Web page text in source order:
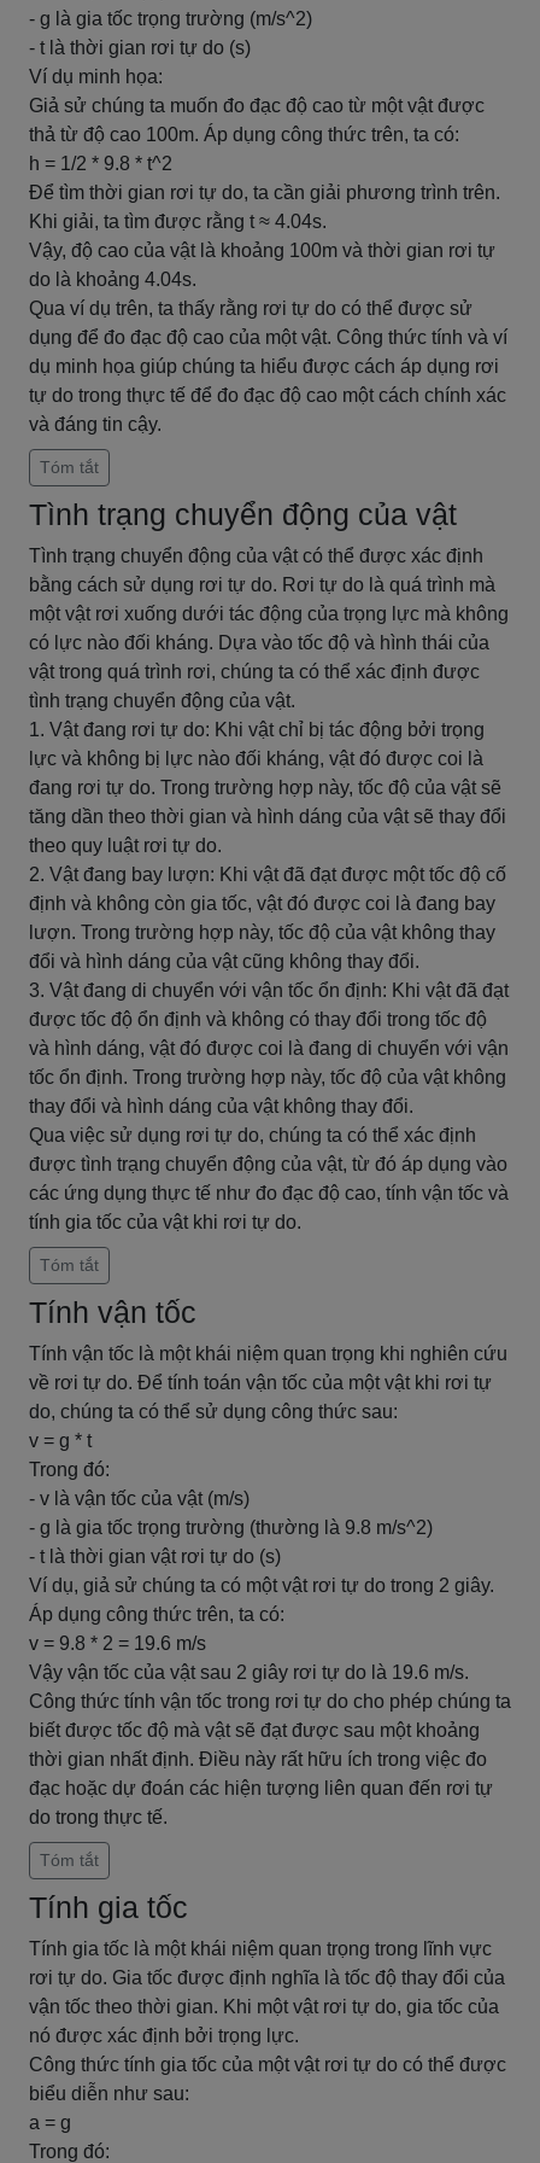
- g là gia tốc trọng trường (m/s^2)
- t là thời gian rơi tự do (s)
Ví dụ minh họa:
Giả sử chúng ta muốn đo đạc độ cao từ một vật được
thả từ độ cao 100m. Áp dụng công thức trên, ta có:
h = 1/2 * 9.8 * t^2
Để tìm thời gian rơi tự do, ta cần giải phương trình trên.
Khi giải, ta tìm được rằng t ≈ 4.04s.
Vậy, độ cao của vật là khoảng 100m và thời gian rơi tự
do là khoảng 4.04s.
Qua ví dụ trên, ta thấy rằng rơi tự do có thể được sử
dụng để đo đạc độ cao của một vật. Công thức tính và ví
dụ minh họa giúp chúng ta hiểu được cách áp dụng rơi
tự do trong thực tế để đo đạc độ cao một cách chính xác
và đáng tin cậy.
Tóm tắt
Tình trạng chuyển động của vật
Tình trạng chuyển động của vật có thể được xác định
bằng cách sử dụng rơi tự do. Rơi tự do là quá trình mà
một vật rơi xuống dưới tác động của trọng lực mà không
có lực nào đối kháng. Dựa vào tốc độ và hình thái của
vật trong quá trình rơi, chúng ta có thể xác định được
tình trạng chuyển động của vật.
1. Vật đang rơi tự do: Khi vật chỉ bị tác động bởi trọng
lực và không bị lực nào đối kháng, vật đó được coi là
đang rơi tự do. Trong trường hợp này, tốc độ của vật sẽ
tăng dần theo thời gian và hình dáng của vật sẽ thay đổi
theo quy luật rơi tự do.
2. Vật đang bay lượn: Khi vật đã đạt được một tốc độ cố
định và không còn gia tốc, vật đó được coi là đang bay
lượn. Trong trường hợp này, tốc độ của vật không thay
đổi và hình dáng của vật cũng không thay đổi.
3. Vật đang di chuyển với vận tốc ổn định: Khi vật đã đạt
được tốc độ ổn định và không có thay đổi trong tốc độ
và hình dáng, vật đó được coi là đang di chuyển với vận
tốc ổn định. Trong trường hợp này, tốc độ của vật không
thay đổi và hình dáng của vật không thay đổi.
Qua việc sử dụng rơi tự do, chúng ta có thể xác định
được tình trạng chuyển động của vật, từ đó áp dụng vào
các ứng dụng thực tế như đo đạc độ cao, tính vận tốc và
tính gia tốc của vật khi rơi tự do.
Tóm tắt
Tính vận tốc
Tính vận tốc là một khái niệm quan trọng khi nghiên cứu
về rơi tự do. Để tính toán vận tốc của một vật khi rơi tự
do, chúng ta có thể sử dụng công thức sau:
v = g * t
Trong đó:
- v là vận tốc của vật (m/s)
- g là gia tốc trọng trường (thường là 9.8 m/s^2)
- t là thời gian vật rơi tự do (s)
Ví dụ, giả sử chúng ta có một vật rơi tự do trong 2 giây.
Áp dụng công thức trên, ta có:
v = 9.8 * 2 = 19.6 m/s
Vậy vận tốc của vật sau 2 giây rơi tự do là 19.6 m/s.
Công thức tính vận tốc trong rơi tự do cho phép chúng ta
biết được tốc độ mà vật sẽ đạt được sau một khoảng
thời gian nhất định. Điều này rất hữu ích trong việc đo
đạc hoặc dự đoán các hiện tượng liên quan đến rơi tự
do trong thực tế.
Tóm tắt
Tính gia tốc
Tính gia tốc là một khái niệm quan trọng trong lĩnh vực
rơi tự do. Gia tốc được định nghĩa là tốc độ thay đổi của
vận tốc theo thời gian. Khi một vật rơi tự do, gia tốc của
nó được xác định bởi trọng lực.
Công thức tính gia tốc của một vật rơi tự do có thể được
biểu diễn như sau:
a = g
Trong đó: